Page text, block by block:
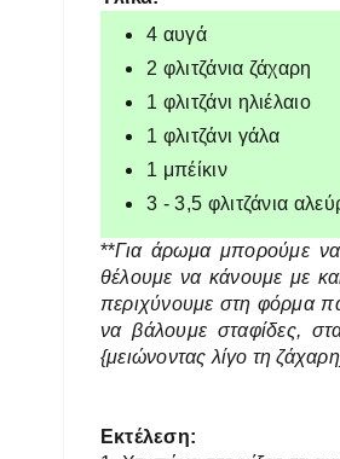
4 αυγά
2 φλιτζάνια ζάχαρη
1 φλιτζάνι ηλιέλαιο
1 φλιτζάνι γάλα
1 μπέίκιν
3 - 3,5 φλιτζάνια
**Για άρωμα μπορούμε
θέλουμε να κάνουμε με
περιχύνουμε στη φόρμα
να βάλουμε σταφίδες,
{μειώνοντας λίγο τη
Εκτέλεση: